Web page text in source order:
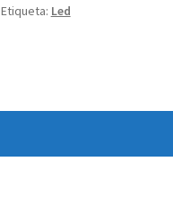
Etiqueta: Led